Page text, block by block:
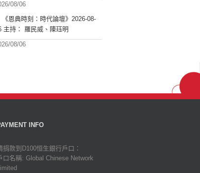
08/06
《恩典時刻：時代論壇》2026-08-
主持： 羅民威、陳珏明
08/06
INFO
捐款到D100恒生銀行戶口：
口名稱: Global Chinese Network